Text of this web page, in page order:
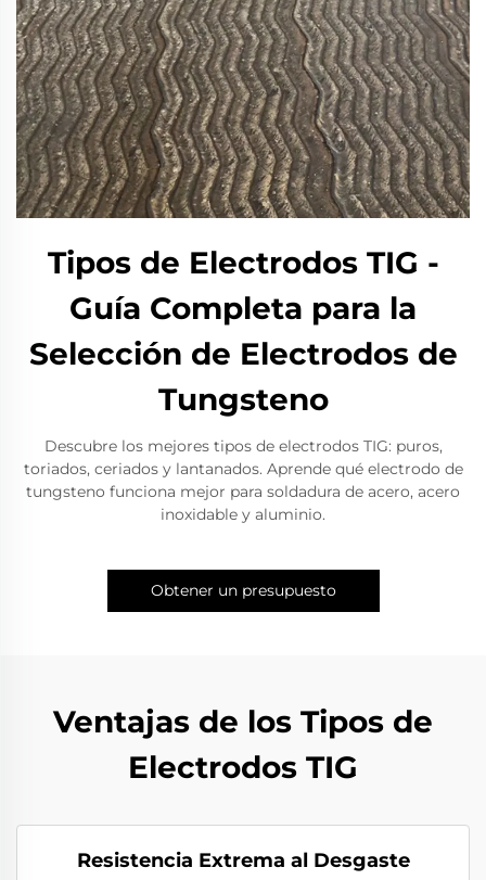
Tipos de Electrodos TIG -
Guía Completa para la
Selección de Electrodos de
Tungsteno
Descubre los mejores tipos de electrodos TIG: puros,
toriados, ceriados y lantanados. Aprende qué electrodo de
tungsteno funciona mejor para soldadura de acero, acero
inoxidable y aluminio.
Obtener un presupuesto
Ventajas de los Tipos de
Electrodos TIG
Resistencia Extrema al Desgaste